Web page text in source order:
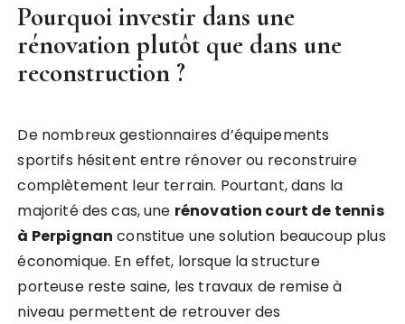
Pourquoi investir dans une
rénovation plutôt que dans une
reconstruction ?
De nombreux gestionnaires d’équipements
sportifs hésitent entre rénover ou reconstruire
complètement leur terrain. Pourtant, dans la
majorité des cas, une rénovation court de tennis
à Perpignan constitue une solution beaucoup plus
économique. En effet, lorsque la structure
porteuse reste saine, les travaux de remise à
niveau permettent de retrouver des